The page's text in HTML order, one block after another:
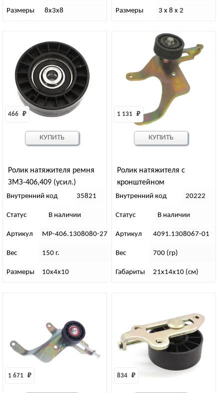
Размеры 8х3х8 Размеры 3 х 8 х 2
Ролик натяжителя ремня
ЗМЗ-406,409 (усил.)
MetalPart
466 ₽
Внутренний код 35821
Статус В наличии
Артикул МР-406.1308080-27
Вес 150 г.
Размеры 10х4х10
КУПИТЬ
Ролик натяжителя с
кронштейном
1 131 ₽
Внутренний код 20222
Статус В наличии
Артикул 4091.1308067-01
Вес 700 (гр)
Габариты 21х14х10 (см)
КУПИТЬ
1 671 ₽ 834 ₽